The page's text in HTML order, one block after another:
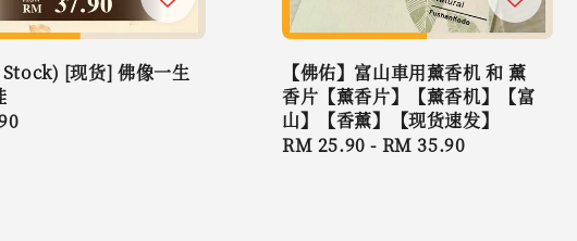
[现货] 佛像一生
【佛佑】富山車用薰香机 和 薰
香片【薰香片】【薰香机】【富
山】【香薰】【现货速发】
Regular
RM 25.90 - RM 35.90